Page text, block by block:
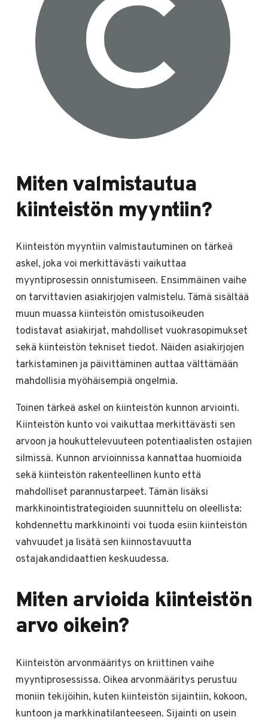
Miten valmistautua
kiinteistön myyntiin?
Kiinteistön myyntiin valmistautuminen on tärkeä
askel, joka voi merkittävästi vaikuttaa
myyntiprosessin onnistumiseen. Ensimmäinen vaihe
on tarvittavien asiakirjojen valmistelu. Tämä sisältää
muun muassa kiinteistön omistusoikeuden
todistavat asiakirjat, mahdolliset vuokrasopimukset
sekä kiinteistön tekniset tiedot. Näiden asiakirjojen
tarkistaminen ja päivittäminen auttaa välttämään
mahdollisia myöhäisempiä ongelmia.
Toinen tärkeä askel on kiinteistön kunnon arviointi.
Kiinteistön kunto voi vaikuttaa merkittävästi sen
arvoon ja houkuttelevuuteen potentiaalisten ostajien
silmissä. Kunnon arvioinnissa kannattaa huomioida
sekä kiinteistön rakenteellinen kunto että
mahdolliset parannustarpeet. Tämän lisäksi
markkinointistrategioiden suunnittelu on oleellista:
kohdennettu markkinointi voi tuoda esiin kiinteistön
vahvuudet ja lisätä sen kiinnostavuutta
ostajakandidaattien keskuudessa.
Miten arvioida kiinteistön
arvo oikein?
Kiinteistön arvonmääritys on kriittinen vaihe
myyntiprosessissa. Oikea arvonmääritys perustuu
moniin tekijöihin, kuten kiinteistön sijaintiin, kokoon,
kuntoon ja markkinatilanteeseen. Sijainti on usein